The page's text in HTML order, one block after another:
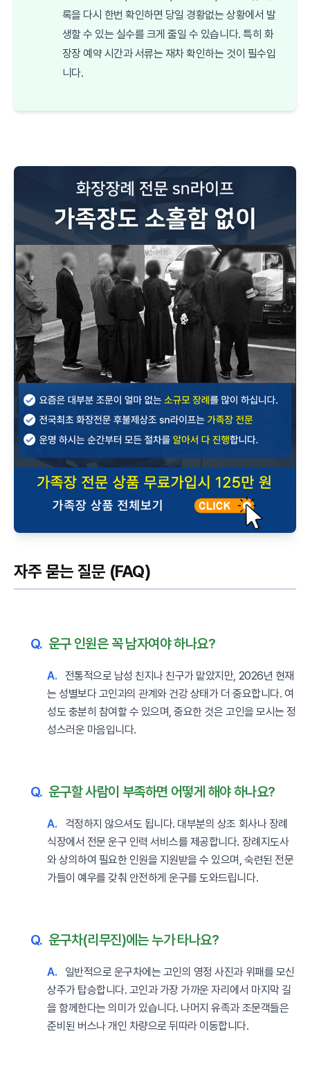
록을 다시 한번 확인하면 당일 경황없는 상황에서 발
생할 수 있는 실수를 크게 줄일 수 있습니다. 특히 화
장장 예약 시간과 서류는 재차 확인하는 것이 필수입
니다.
자주 묻는 질문 (FAQ)
Q. 운구 인원은 꼭 남자여야 하나요?
A.
전통적으로 남성 친지나 친구가 맡았지만, 2026년 현재
는 성별보다 고인과의 관계와 건강 상태가 더 중요합니다. 여
성도 충분히 참여할 수 있으며, 중요한 것은 고인을 모시는 정
성스러운 마음입니다.
Q. 운구할 사람이 부족하면 어떻게 해야 하나요?
A.
걱정하지 않으셔도 됩니다. 대부분의 상조 회사나 장례
식장에서 전문 운구 인력 서비스를 제공합니다. 장례지도사
와 상의하여 필요한 인원을 지원받을 수 있으며, 숙련된 전문
가들이 예우를 갖춰 안전하게 운구를 도와드립니다.
Q. 운구차(리무진)에는 누가 타나요?
A.
일반적으로 운구차에는 고인의 영정 사진과 위패를 모신
상주가 탑승합니다. 고인과 가장 가까운 자리에서 마지막 길
을 함께한다는 의미가 있습니다. 나머지 유족과 조문객들은
준비된 버스나 개인 차량으로 뒤따라 이동합니다.